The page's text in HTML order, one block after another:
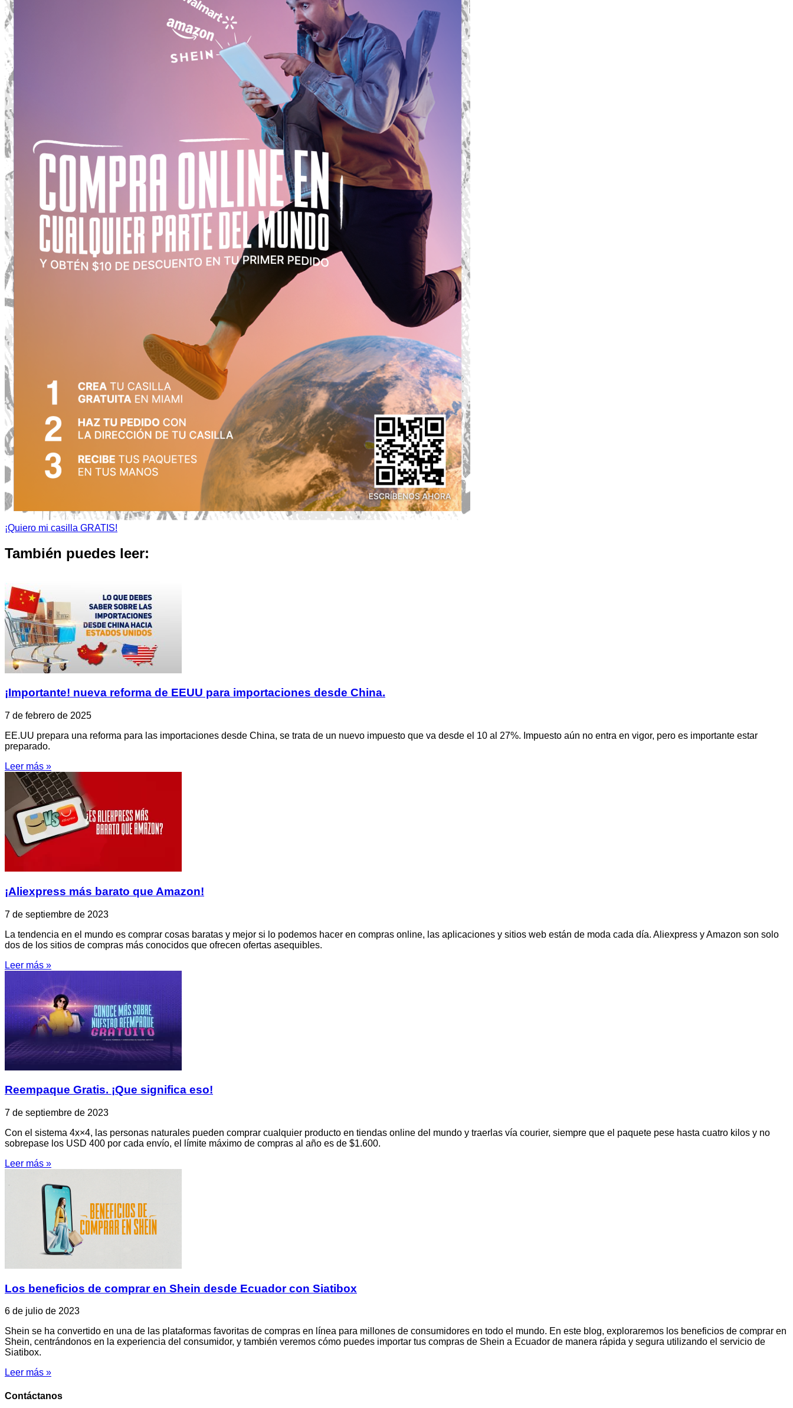
¡Quiero mi casilla GRATIS!
También puedes leer:
¡Importante! nueva reforma de EEUU para importaciones desde China.
7 de febrero de 2025
EE.UU prepara una reforma para las importaciones desde China, se trata de un nuevo impuesto que va desde el 10 al 27%. Impuesto aún no entra en vigor, pero es importante estar
preparado.
Leer más »
¡Aliexpress más barato que Amazon!
7 de septiembre de 2023
La tendencia en el mundo es comprar cosas baratas y mejor si lo podemos hacer en compras online, las aplicaciones y sitios web están de moda cada día. Aliexpress y Amazon son solo
dos de los sitios de compras más conocidos que ofrecen ofertas asequibles.
Leer más »
Reempaque Gratis. ¡Que significa eso!
7 de septiembre de 2023
Con el sistema 4x×4, las personas naturales pueden comprar cualquier producto en tiendas online del mundo y traerlas vía courier, siempre que el paquete pese hasta cuatro kilos y no
sobrepase los USD 400 por cada envío, el límite máximo de compras al año es de $1.600.
Leer más »
Los beneficios de comprar en Shein desde Ecuador con Siatibox
6 de julio de 2023
Shein se ha convertido en una de las plataformas favoritas de compras en línea para millones de consumidores en todo el mundo. En este blog, exploraremos los beneficios de comprar en
Shein, centrándonos en la experiencia del consumidor, y también veremos cómo puedes importar tus compras de Shein a Ecuador de manera rápida y segura utilizando el servicio de
Siatibox.
Leer más »
Contáctanos